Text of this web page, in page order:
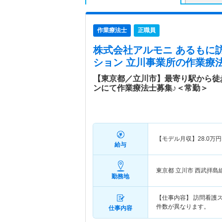
作業療法士 正職員
株式会社アルモニ あるもに
ション 立川事業所の作業療
【東京都／立川市】最寄り駅から
ンにて作業療法士募集♪＜常勤＞
給与
【モデル月収】 28.0万
勤務地
東京都 立川市 西武拝島
仕事内容
【仕事内容】 訪問看
件数が異なります。